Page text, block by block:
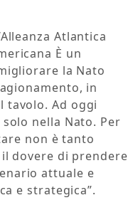
Atlantica
È un
la Nato
in
tavolo. Ad oggi
nella Nato. Per
non è tanto
dovere di prendere
attuale e
e strategica”.